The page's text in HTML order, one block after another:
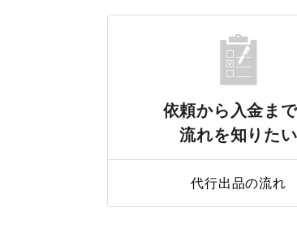
依頼から入金ま
流れを知りたい
代行出品の流れ